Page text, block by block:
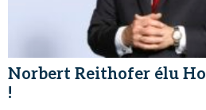
Norbert Reithofer élu
!